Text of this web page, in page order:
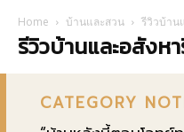
Home บ้านและสวน รีวิวบ้าน
รีวิวบ้านและอสังห
CATEGORY